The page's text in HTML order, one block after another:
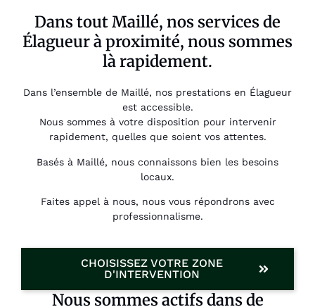
Dans tout Maillé, nos services de
Élagueur à proximité, nous sommes
là rapidement.
Dans l’ensemble de Maillé, nos prestations en Élagueur
est accessible.
Nous sommes à votre disposition pour intervenir
rapidement, quelles que soient vos attentes.
Basés à Maillé, nous connaissons bien les besoins
locaux.
Faites appel à nous, nous vous répondrons avec
professionnalisme.
CHOISISSEZ VOTRE ZONE
D'INTERVENTION
Nous sommes actifs dans de